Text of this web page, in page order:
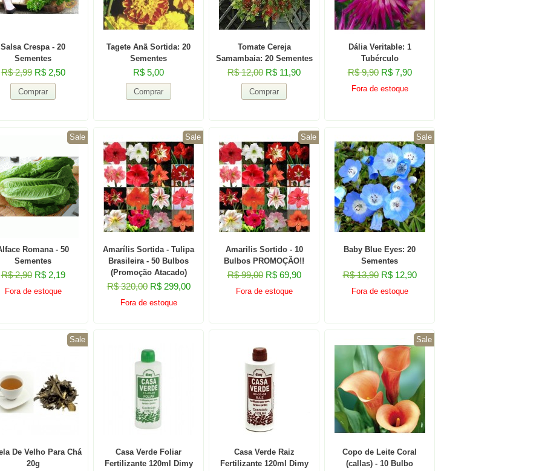
Salsa Crespa - 20
Sementes
R$ 2,99 R$ 2,50
Tagete Anã Sortida: 20
Sementes
R$ 5,00
Tomate Cereja
Samambaia: 20 Sementes
R$ 12,00 R$ 11,90
Dália Veritable: 1
Tubérculo
R$ 9,90 R$ 7,90
Fora de estoque
Sale
Romana - 50
Sementes
R$ 2,90 R$ 2,19
Fora de estoque
Sale
Amarílis Sortida - Tulipa
Brasileira - 50 Bulbos
(Promoção Atacado)
R$ 320,00 R$ 299,00
Fora de estoque
Sale
Amarilis Sortido - 10
Bulbos PROMOÇÃO!!
R$ 99,00 R$ 69,90
Fora de estoque
Sale
Baby Blue Eyes: 20
Sementes
R$ 13,90 R$ 12,90
Fora de estoque
Sale
De Velho Para Chá
20g
Casa Verde Foliar
Fertilizante 120ml Dimy
Casa Verde Raiz
Fertilizante 120ml Dimy
Sale
Copo de Leite Coral
(callas) - 10 Bulbo